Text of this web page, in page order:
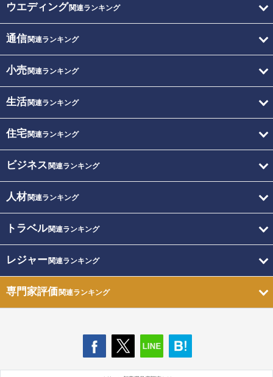
ウエディング関連ランキング
通信関連ランキング
小売関連ランキング
生活関連ランキング
住宅関連ランキング
ビジネス 関連ランキング
人材関連ランキング
トラベル関連ランキング
レジャー関連ランキング
専門家評価関連ランキング